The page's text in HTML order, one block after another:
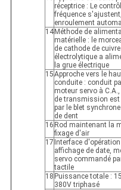
réceptrice : Le
fréquence s'ajustent,
enroulement
14 Méthode de
matérielle : le
de cathode de cuivre
électrolytique a
la grue électrique
15Approche vers le
conduite : conduit
moteur servo à
de transmission
par le blet
de dent
16 Rod maintenant la
fixage d'air
17 Interface d'opération
affichage de date,
servo commandé
tactile
18 Puissance totale :
380V triphasé